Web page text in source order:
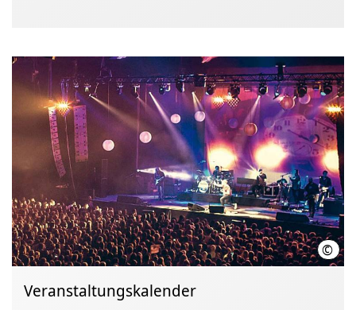
©
Veranstaltungskalender